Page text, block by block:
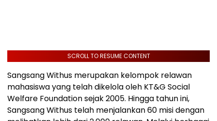
SCROLL TO RESUME CONTENT
Sangsang Withus merupakan kelompok relawan
mahasiswa yang telah dikelola oleh KT&G Social
Welfare Foundation sejak 2005. Hingga tahun ini,
Sangsang Withus telah menjalankan 60 misi dengan